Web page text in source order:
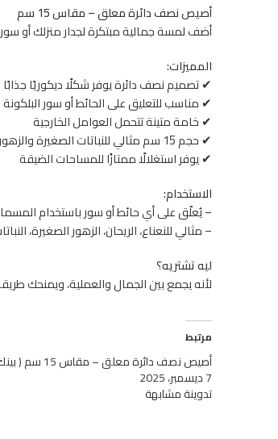
أصيص نصف دائرة معلق – مقاس 15 سم
أضف لمسة جمالية مبتكرة لجدار منزلك أو
المميزات:
✔ تصميم نصف دائرة يوفر شكلًا ديكوريًا جذابًا
✔ مناسب للتعليق على الحائط أو سور
✔ خامة متينة تتحمل العوامل الخارجية
✔ حجم 15 سم مثالي للنباتات الصغيرة والزهور
✔ يوفر استغلالًا ممتازًا للمساحات الضيقة
الاستخدام:
– يُعلّق على أي حائط أو سور باستخدام
– مثالي للنعناع، الريحان، الزهور الصغيرة،
ليه تشتريه؟
لأنه يجمع بين الجمال والعملية، ويمنحك
مرتبط
أصيص نصف دائرة معلق – مقاس 15 سم ( بينك )
7 ديسمبر، 2025
تدوينة مشابهة